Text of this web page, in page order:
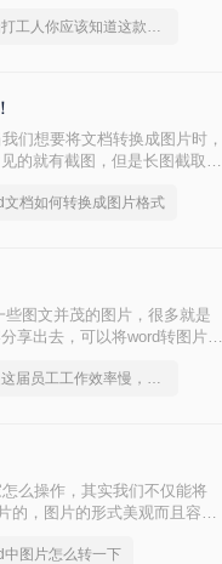
身为打工人你应该知道这款Word文档转图片软件
们想要将文档转换成图片时，
的就有截图，但是长图截取有
文档如何转换成图片格式
图文并茂的图片，很多就是
享出去，可以将word转图片，
不是这届员工工作效率慢，是你不会word转图片这一招！
么操作，其实我们不仅能将
的，图片的形式美观而且容易
中图片怎么转一下